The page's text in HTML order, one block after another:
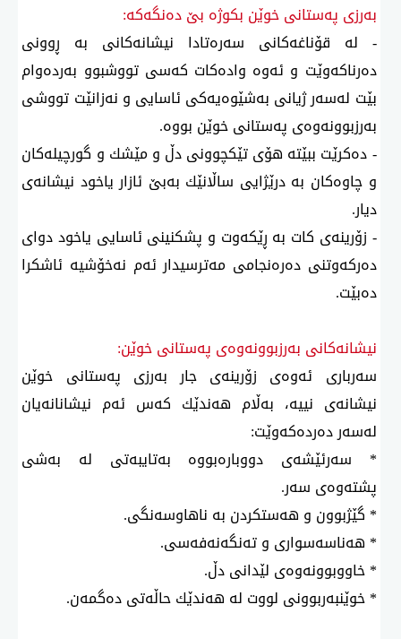
بەرزی پەستانی خوێن بكوژە بێ دەنگەكە:
- لە قۆناغەكانی سەرەتادا نیشانەكانی بە ڕوونی
دەرناكەوێت و ئەوە وادەكات كەسی تووشبوو بەردەوام
بێت لەسەر ژیانی بەشێوەیەكی ئاسایی و نەزانێت تووشی
بەرزبوونەوەی پەستانی خوێن بووە.
- دەكرێت ببێتە هۆی تێكچوونی دڵ و مێشك و گورچیلەكان
و چاوەكان بە درێژایی ساڵانێك بەبێ ئازار یاخود نیشانەی
دیار.
- زۆرینەی كات بە ڕێكەوت و پشكنینی ئاسایی یاخود دوای
دەركەوتنی دەرەنجامی مەترسیدار ئەم نەخۆشیە ئاشكرا
دەبێت.
نیشانەكانی بەرزبوونەوەی پەستانی خوێن:
سەرباری ئەوەی زۆرینەی جار بەرزی پەستانی خوێن
نیشانەی نییە، بەڵام هەندێك كەس ئەم نیشانانەیان
لەسەر دەردەكەوێت:
* سەرئێشەی دووبارەبووە بەتایبەتی لە بەشی
پشتەوەی سەر.
* گێژبوون و هەستكردن بە ناهاوسەنگی.
* هەناسەسواری و تەنگەنەفەسی.
* خاووبوونەوەی لێدانی دڵ.
* خوێنبەربوونی لووت لە هەندێك حاڵەتی دەگمەن.